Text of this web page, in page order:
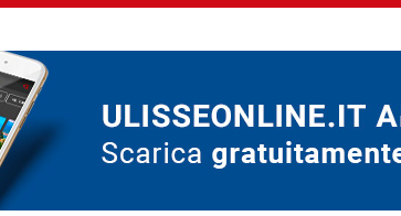
sul Mare, giornata storica: la ceramica